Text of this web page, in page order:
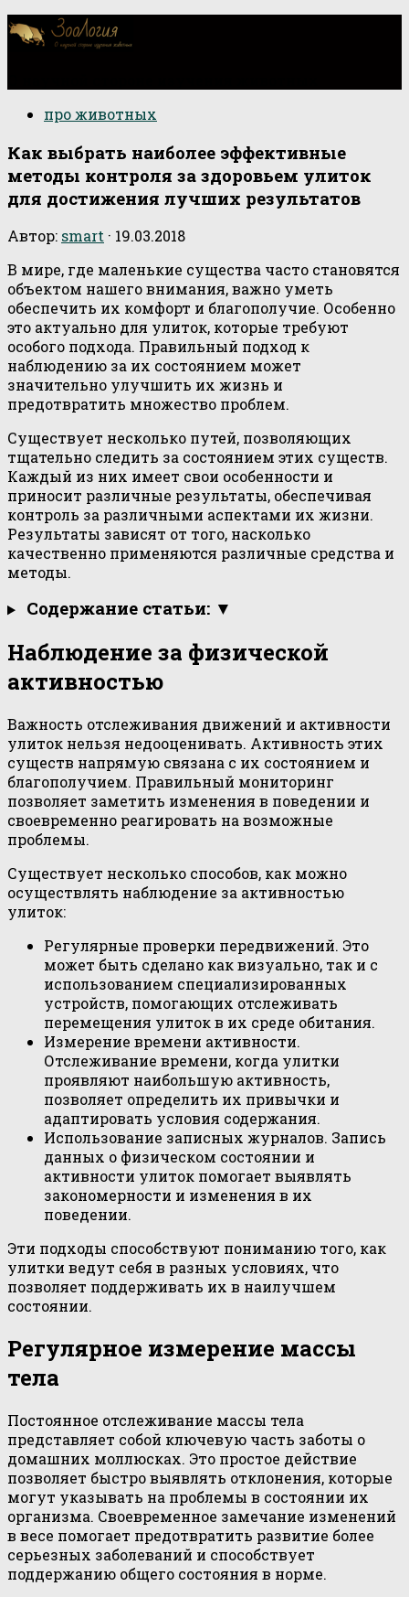
про животных
Как выбрать наиболее эффективные
методы контроля за здоровьем улиток
для достижения лучших результатов
Автор: smart · 19.03.2018
В мире, где маленькие существа часто становятся
объектом нашего внимания, важно уметь
обеспечить их комфорт и благополучие. Особенно
это актуально для улиток, которые требуют
особого подхода. Правильный подход к
наблюдению за их состоянием может
значительно улучшить их жизнь и
предотвратить множество проблем.
Существует несколько путей, позволяющих
тщательно следить за состоянием этих существ.
Каждый из них имеет свои особенности и
приносит различные результаты, обеспечивая
контроль за различными аспектами их жизни.
Результаты зависят от того, насколько
качественно применяются различные средства и
методы.
Содержание статьи: ▼
Наблюдение за физической
активностью
Важность отслеживания движений и активности
улиток нельзя недооценивать. Активность этих
существ напрямую связана с их состоянием и
благополучием. Правильный мониторинг
позволяет заметить изменения в поведении и
своевременно реагировать на возможные
проблемы.
Существует несколько способов, как можно
осуществлять наблюдение за активностью
улиток:
Регулярные проверки передвижений. Это
может быть сделано как визуально, так и с
использованием специализированных
устройств, помогающих отслеживать
перемещения улиток в их среде обитания.
Измерение времени активности.
Отслеживание времени, когда улитки
проявляют наибольшую активность,
позволяет определить их привычки и
адаптировать условия содержания.
Использование записных журналов. Запись
данных о физическом состоянии и
активности улиток помогает выявлять
закономерности и изменения в их
поведении.
Эти подходы способствуют пониманию того, как
улитки ведут себя в разных условиях, что
позволяет поддерживать их в наилучшем
состоянии.
Регулярное измерение массы
тела
Постоянное отслеживание массы тела
представляет собой ключевую часть заботы о
домашних моллюсках. Это простое действие
позволяет быстро выявлять отклонения, которые
могут указывать на проблемы в состоянии их
организма. Своевременное замечание изменений
в весе помогает предотвратить развитие более
серьезных заболеваний и способствует
поддержанию общего состояния в норме.